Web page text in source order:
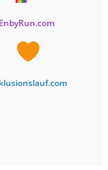
EnbyRun.com